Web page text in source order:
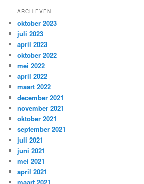
ARCHIEVEN
oktober 2023
juli 2023
april 2023
oktober 2022
mei 2022
april 2022
maart 2022
december 2021
november 2021
oktober 2021
september 2021
juli 2021
juni 2021
mei 2021
april 2021